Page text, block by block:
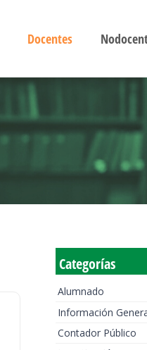
Docentes
Categorías
Alumnado
Información
Contador Público